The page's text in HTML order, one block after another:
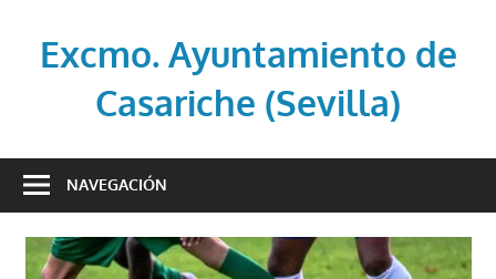
contenidoExcmo. Ayuntamiento de
Casariche (Sevilla)
oficial
Ayuntamiento
de
NAVEGACIÓN